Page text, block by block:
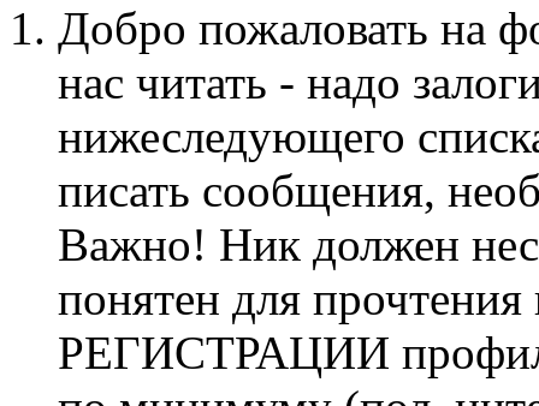
Добро пожаловать на
нас читать - надо
нижеследующего
писать сообщения,
Важно! Ник должен
понятен для
РЕГИСТРАЦИИ профиль